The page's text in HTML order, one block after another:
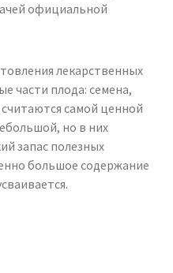
официальной
лекарственных
части плода: семена,
самой ценной
но в них
запас полезных
большое содержание